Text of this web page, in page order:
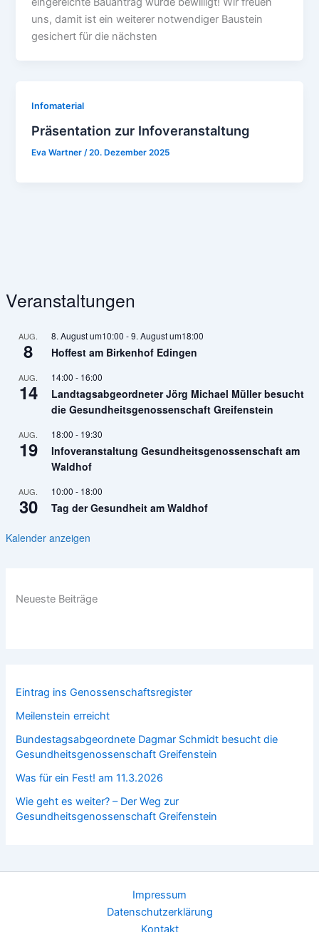
uns, damit ist ein weiterer notwendiger Baustein
gesichert für die nächsten
Infomaterial
Präsentation zur Infoveranstaltung
Eva Wartner /20. Dezember 2025
Veranstaltungen
AUG.
8
8. August um10:00 -9. August um18:00
Hoffest am Birkenhof Edingen
AUG.
14
14:00 - 16:00
Landtagsabgeordneter Jörg Michael Müller besucht
die Gesundheitsgenossenschaft Greifenstein
AUG.
19
18:00 - 19:30
Infoveranstaltung Gesundheitsgenossenschaft am
Waldhof
AUG.
30
10:00 - 18:00
Tag der Gesundheit am Waldhof
Kalender anzeigen
Neueste Beiträge
Eintrag ins Genossenschaftsregister
Meilenstein erreicht
Bundestagsabgeordnete Dagmar Schmidt besucht die
Gesundheitsgenossenschaft Greifenstein
Was für ein Fest! am 11.3.2026
Wie geht es weiter? – Der Weg zur
Gesundheitsgenossenschaft Greifenstein
Impressum
Datenschutzerklärung
Kontakt